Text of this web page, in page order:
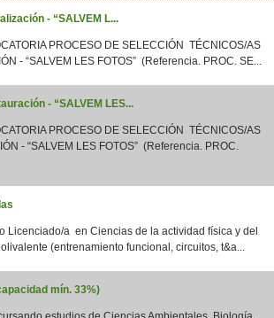
- “SALVEM L...
PROCESO DE SELECCIÓN TÉCNICOS/AS
- “SALVEM LES FOTOS” (Referencia. PROC. SE...
- “SALVEM LES...
PROCESO DE SELECCIÓN TÉCNICOS/AS
- “SALVEM LES FOTOS” (Referencia. PROC.
Licenciado/a en Ciencias de la actividad física y del
(entrenamiento funcional, circuitos, t&a...
mín. 33%)